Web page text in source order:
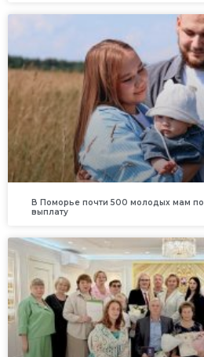
В Поморье почти 500 молодых мам
выплату